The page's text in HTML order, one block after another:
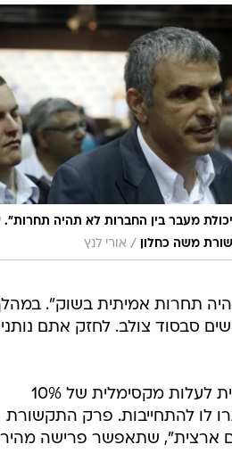
הסלולר תצא לדרכה.
כחלון לסלקום: "אתם
יכולת מעבר בין החברות לא תהיה
משה כחלון / אורי לנץ